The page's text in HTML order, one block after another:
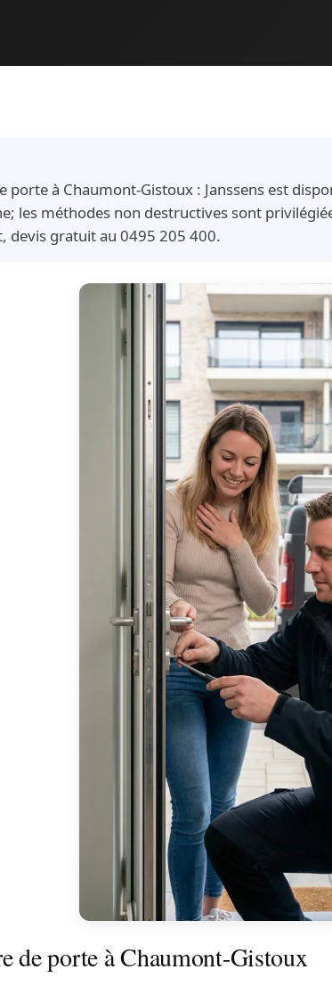
porte à Chaumont-Gistoux : Janssens est
les méthodes non destructives sont
devis gratuit au 0495 205 400.
de porte à Chaumont-Gistoux